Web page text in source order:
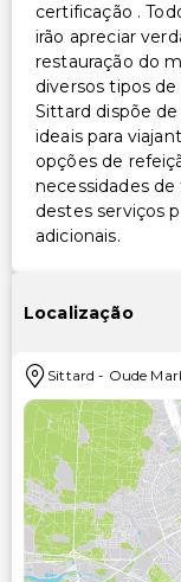
certificação .
irão apreciar
restauração do
diversos tipos
Sittard dispõe
ideais para
opções de
necessidades
destes serviços
adicionais.
Localização
Sittard - Oude